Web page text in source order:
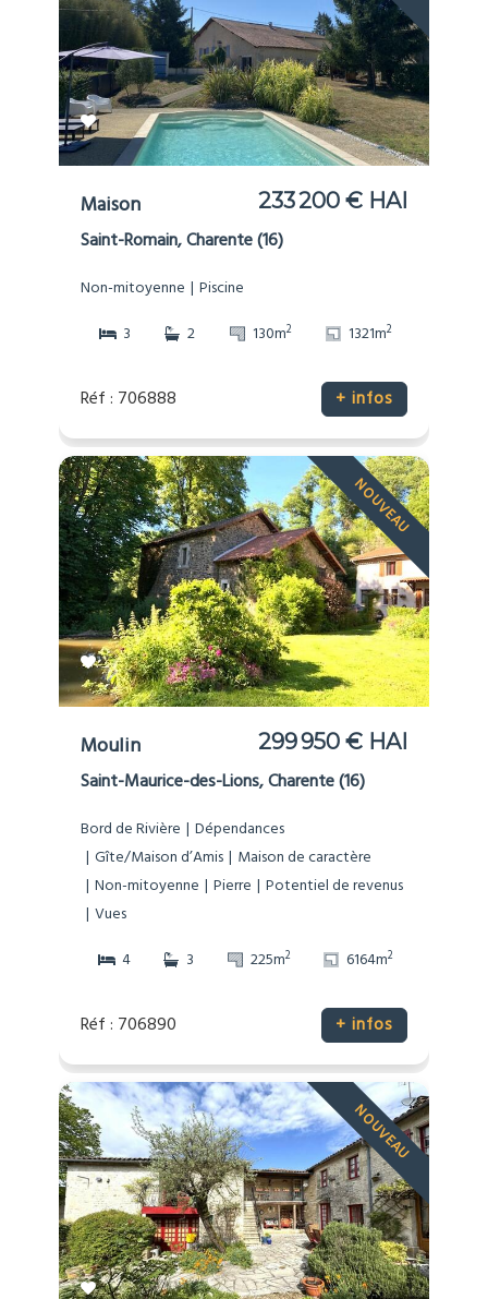
Maison 233 200 € HAI
Saint-Romain, Charente (16)
Non-mitoyenne
Piscine
3
2 130m2 1321m2
Réf : 706888 + infos
NOUVEAU
Moulin 299 950 € HAI
Saint-Maurice-des-Lions, Charente (16)
Bord de Rivière
Dépendances
Gîte/Maison d’Amis
Maison de caractère
Non-mitoyenne
Pierre
Potentiel de revenus
Vues
4
3 225m2 6164m2
Réf : 706890 + infos
NOUVEAU